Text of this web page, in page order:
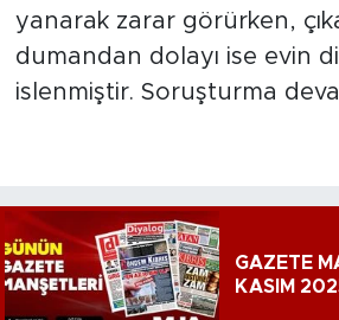
yanarak zarar görürken,
dumandan dolayı ise evin
islenmiştir. Soruşturma
GAZETE
KASIM